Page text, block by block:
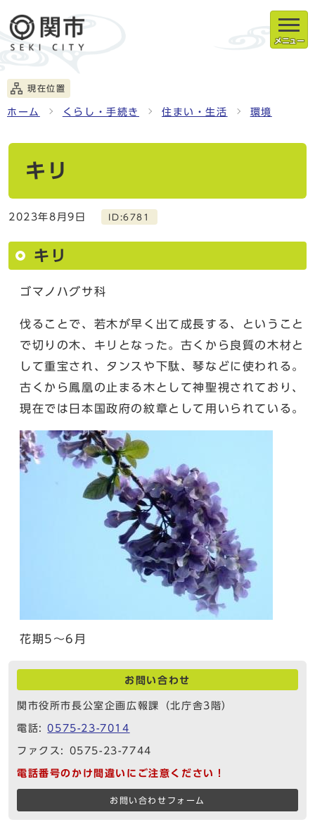
メニュー
現在位置
ホーム くらし・手続き 住まい・生活 環境
キリ
2023年8月9日 ID:6781
キリ
ゴマノハグサ科
伐ることで、若木が早く出て成長する、ということ
で切りの木、キリとなった。古くから良質の木材と
して重宝され、タンスや下駄、琴などに使われる。
古くから鳳凰の止まる木として神聖視されており、
現在では日本国政府の紋章として用いられている。
花期5～6月
お問い合わせ
関市役所市長公室企画広報課（北庁舎3階）
電話:0575-23-7014
ファクス: 0575-23-7744
電話番号のかけ間違いにご注意ください！
お問い合わせフォーム